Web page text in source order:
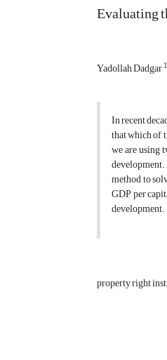
Evaluating
Yadollah Dadgar1
In recent
that which of
we are using
method to
GDP per
development.
property right